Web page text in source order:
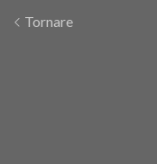
Tornare